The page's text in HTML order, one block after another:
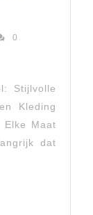
0
Stijlvolle
Kleding
Elke Maat
dat